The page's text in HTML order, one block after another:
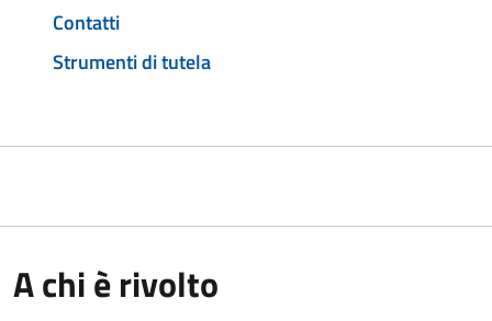
Contatti
Strumenti di tutela
A chi è rivolto